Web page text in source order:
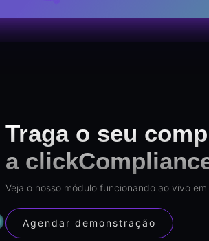
Traga o seu
a
Veja o nosso módulo funcionando ao vivo
Agendar demonstração